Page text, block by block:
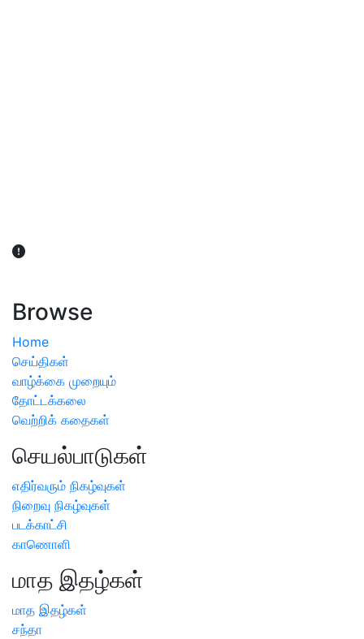
Browse
Home
செய்திகள்
வாழ்க்கை முறையும்
தோட்டக்கலை
வெற்றிக் கதைகள்
செயல்பாடுகள்
எதிர்வரும் நிகழ்வுகள்
நிறைவு நிகழ்வுகள்
படக்காட்சி
காணொளி
மாத இதழ்கள்
மாத இதழ்கள்
சந்தா